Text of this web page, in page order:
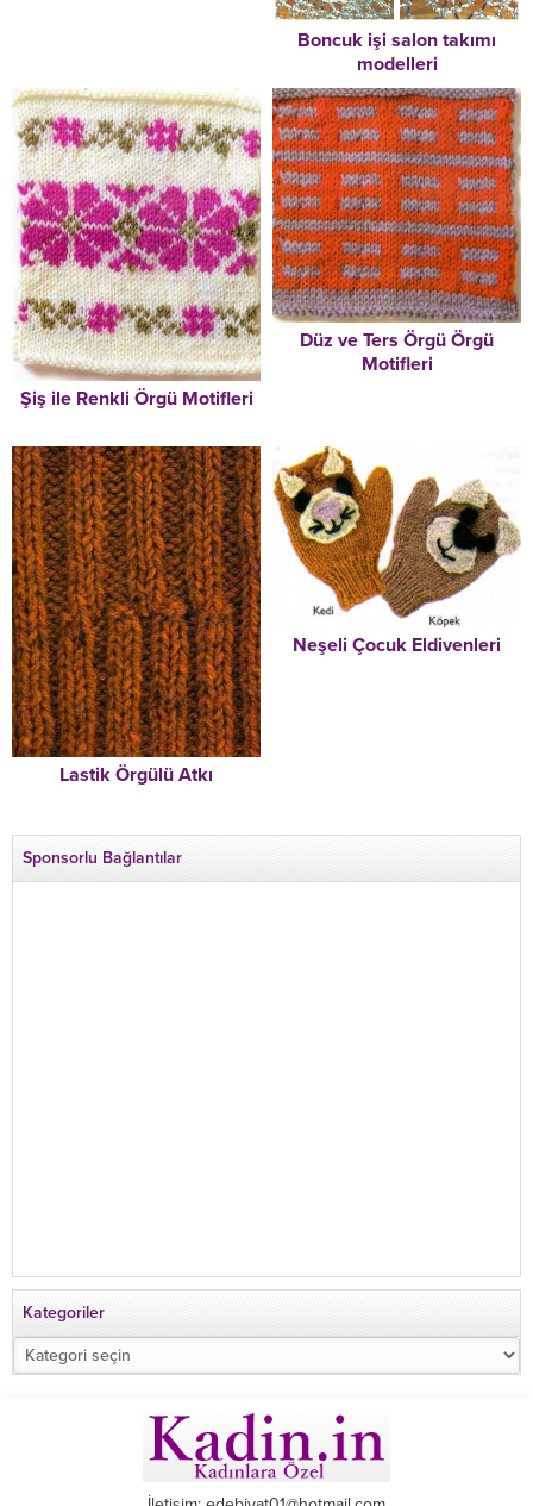
Boncuk işi salon takımı
modelleri
Şiş ile Renkli Örgü Motifleri
Düz ve Ters Örgü Örgü
Motifleri
Lastik Örgülü Atkı
Neşeli Çocuk Eldivenleri
Sponsorlu Bağlantılar
Kategoriler
Kategoriler